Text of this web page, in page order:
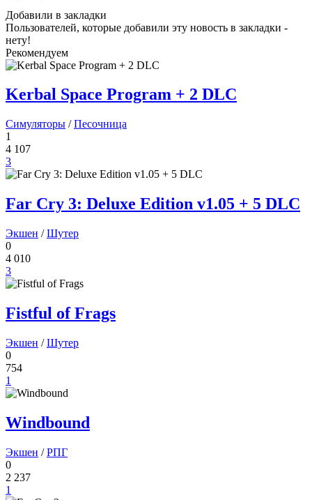
Добавили в закладки
Пользователей, которые добавили эту новость в закладки -
нету!
Рекомендуем
Kerbal Space Program + 2 DLC
Симуляторы /Песочница
1
4 107
3
Far Cry 3: Deluxe Edition v1.05 + 5 DLC
Экшен /Шутер
0
4 010
3
Fistful of Frags
Экшен /Шутер
0
754
1
Windbound
Экшен /РПГ
0
2 237
1